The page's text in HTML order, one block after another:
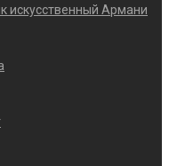
искусственный Армани